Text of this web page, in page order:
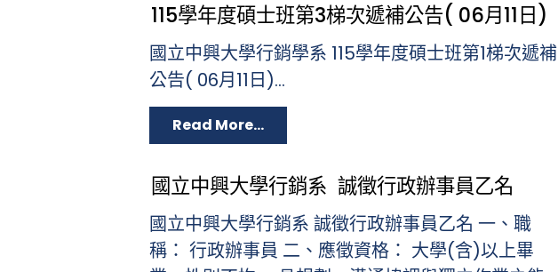
115學年度碩士班第3梯次遞補公告( 06月11日)
國立中興大學行銷學系 115學年度碩士班第1梯次遞補
公告( 06月11日)...
Read More...
國立中興大學行銷系 誠徵行政辦事員乙名
國立中興大學行銷系 誠徵行政辦事員乙名 一、職
稱： 行政辦事員 二、應徵資格： 大學(含)以上畢